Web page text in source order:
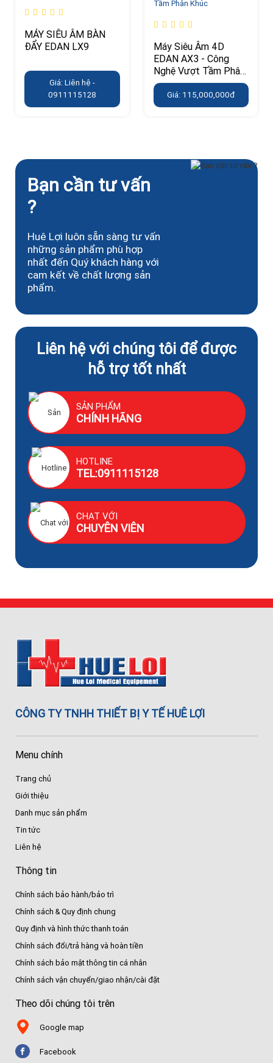
MÁY SIÊU ÂM BÀN
ĐẨY EDAN LX9
Giá: Liên hệ -
0911115128
Máy Siêu Âm 4D
EDAN AX3 - Công
Nghệ Vượt Tầm Phân
Khúc
Giá: 115,000,000đ
Bạn cần tư vấn
?
Huê Lợi luôn sẵn sàng tư vấn
những sản phẩm phù hợp
nhất đến Quý khách hàng với
cam kết về chất lượng sản
phẩm.
Liên hệ với chúng tôi để được
hỗ trợ tốt nhất
SẢN PHẨM
CHÍNH HÃNG
HOTLINE
TEL:0911115128
CHAT VỚI
CHUYÊN VIÊN
CÔNG TY TNHH THIẾT BỊ Y TẾ HUÊ LỢI
Menu chính
Trang chủ
Giới thiệu
Danh mục sản phẩm
Tin tức
Liên hệ
Thông tin
Chính sách bảo hành/bảo trì
Chính sách & Quy định chung
Quy định và hình thức thanh toán
Chính sách đổi/trả hàng và hoàn tiền
Chính sách bảo mật thông tin cá nhân
Chính sách vận chuyển/giao nhận/cài đặt
Theo dõi chúng tôi trên
Google map
Facebook